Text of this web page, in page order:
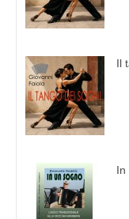
Il
In